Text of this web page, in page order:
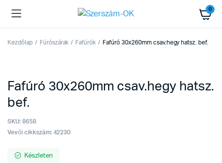
0
Kezdőlap Fúrószárak Fafúrók Fafúró 30x260mm csav.hegy hatsz. bef.
Fafúró 30x260mm csav.hegy hatsz.
bef.
SKU: 8658
Vevői cikkszám: 42230
Készleten